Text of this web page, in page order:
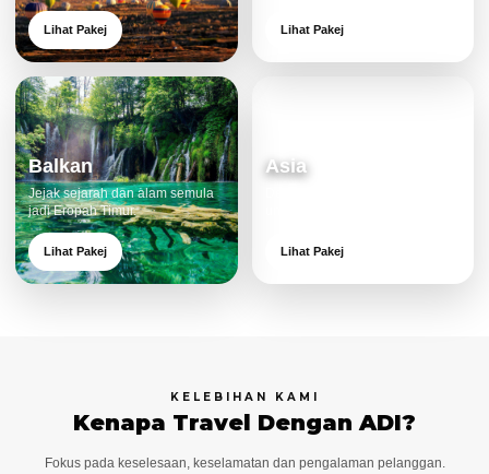
Lihat Pakej Lihat Pakej
Balkan
Jejak sejarah dan alam semula
jadi Eropah Timur.
Lihat Pakej
Asia
Lihat Pakej
KELEBIHAN KAMI
Kenapa Travel Dengan ADI?
Fokus pada keselesaan, keselamatan dan pengalaman pelanggan.